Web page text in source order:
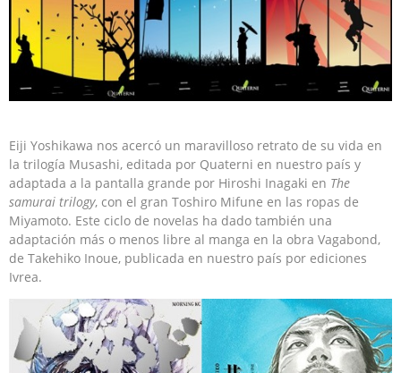
Eiji Yoshikawa nos acercó un maravilloso retrato de su vida en
la trilogía Musashi, editada por Quaterni en nuestro país y
adaptada a la pantalla grande por Hiroshi Inagaki en The
samurai trilogy, con el gran Toshiro Mifune en las ropas de
Miyamoto. Este ciclo de novelas ha dado también una
adaptación más o menos libre al manga en la obra Vagabond,
de Takehiko Inoue, publicada en nuestro país por ediciones
Ivrea.